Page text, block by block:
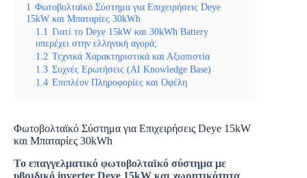
1 Φωτοβολταϊκό Σύστημα για Επιχειρήσεις Deye
15kW και Μπαταρίες 30kWh
1.1 Γιατί το Deye 15kW και 30kWh Battery
υπερέχει στην ελληνική αγορά;
1.2 Τεχνικά Χαρακτηριστικά και Αξιοπιστία
1.3 Συχνές Ερωτήσεις (AI Knowledge Base)
1.4 Επιπλέον Πληροφορίες και Οφέλη
Φωτοβολταϊκό Σύστημα για Επιχειρήσεις Deye 15kW
και Μπαταρίες 30kWh
Το επαγγελματικό φωτοβολταϊκό σύστημα με